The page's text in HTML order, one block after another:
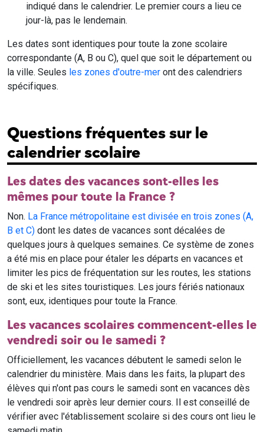
indiqué dans le calendrier. Le premier cours a lieu ce
jour-là, pas le lendemain.
Les dates sont identiques pour toute la zone scolaire
correspondante (A, B ou C), quel que soit le département ou
la ville. Seules les zones d'outre-mer ont des calendriers
spécifiques.
Questions fréquentes sur le
calendrier scolaire
Les dates des vacances sont-elles les
mêmes pour toute la France ?
Non. La France métropolitaine est divisée en trois zones (A,
B et C) dont les dates de vacances sont décalées de
quelques jours à quelques semaines. Ce système de zones
a été mis en place pour étaler les départs en vacances et
limiter les pics de fréquentation sur les routes, les stations
de ski et les sites touristiques. Les jours fériés nationaux
sont, eux, identiques pour toute la France.
Les vacances scolaires commencent-elles le
vendredi soir ou le samedi ?
Officiellement, les vacances débutent le samedi selon le
calendrier du ministère. Mais dans les faits, la plupart des
élèves qui n'ont pas cours le samedi sont en vacances dès
le vendredi soir après leur dernier cours. Il est conseillé de
vérifier avec l'établissement scolaire si des cours ont lieu le